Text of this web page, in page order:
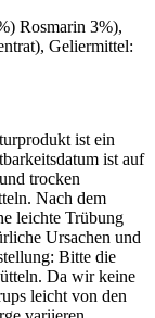
Rosmarin 3%),
Geliermittel:
ist ein
ist auf
trocken
Nach dem
leichte Trübung
Ursachen und
Bitte die
Da wir keine
leicht von den